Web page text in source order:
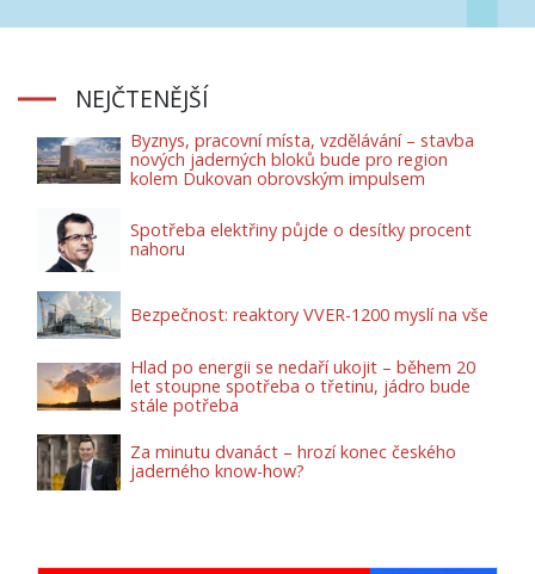
NEJČTENĚJŠÍ
Byznys, pracovní místa, vzdělávání – stavba
nových jaderných bloků bude pro region
kolem Dukovan obrovským impulsem
Spotřeba elektřiny půjde o desítky procent
nahoru
Bezpečnost: reaktory VVER-1200 myslí na vše
Hlad po energii se nedaří ukojit – během 20
let stoupne spotřeba o třetinu, jádro bude
stále potřeba
Za minutu dvanáct – hrozí konec českého
jaderného know-how?